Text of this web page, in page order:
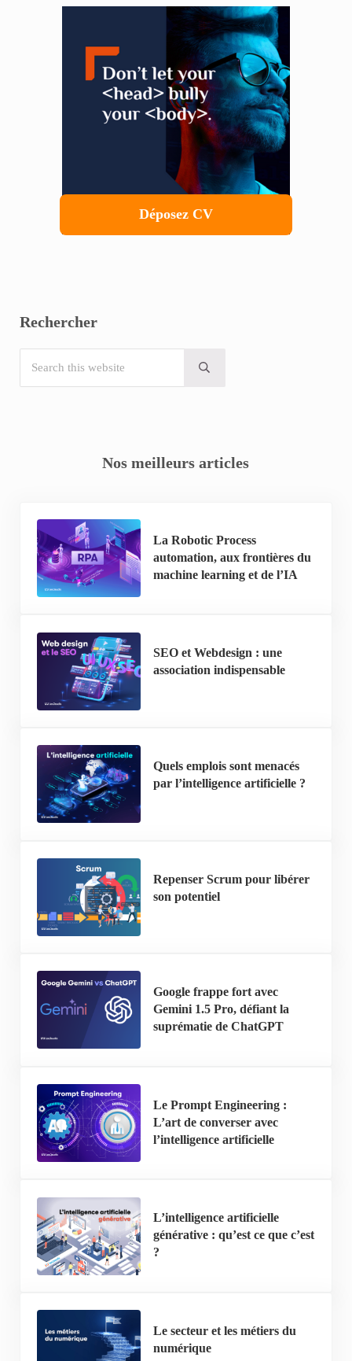
Déposez CV
Rechercher
Submit search
Nos meilleurs articles
La Robotic Process
automation, aux frontières du
machine learning et de l’IA
SEO et Webdesign : une
association indispensable
Quels emplois sont menacés
par l’intelligence artificielle ?
Repenser Scrum pour libérer
son potentiel
Google frappe fort avec
Gemini 1.5 Pro, défiant la
suprématie de ChatGPT
Le Prompt Engineering :
L’art de converser avec
l’intelligence artificielle
L’intelligence artificielle
générative : qu’est ce que c’est
?
Le secteur et les métiers du
numérique